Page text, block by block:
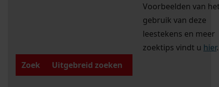
Voorbeelden van
gebruik van deze
leestekens en meer
zoektips vindt u hier.
Zoek
Uitgebreid zoeken